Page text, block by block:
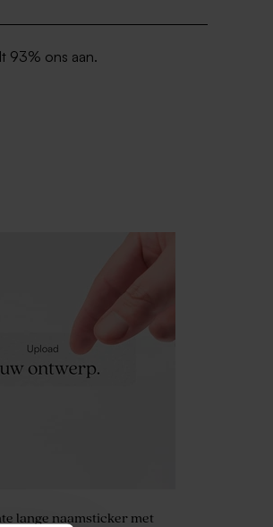
93% ons aan.
lange naamsticker met